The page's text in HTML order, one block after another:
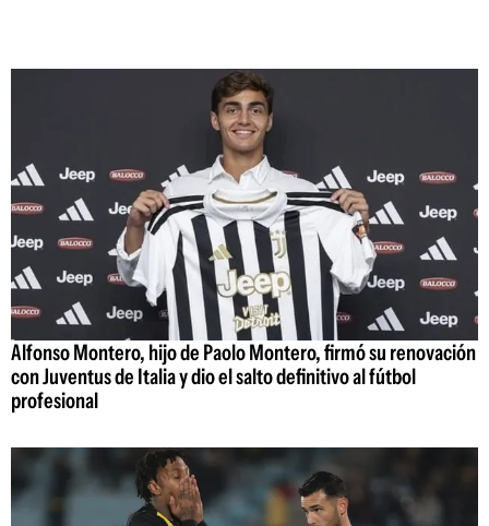
Alfonso Montero, hijo de Paolo Montero, firmó su renovación
con Juventus de Italia y dio el salto definitivo al fútbol
profesional